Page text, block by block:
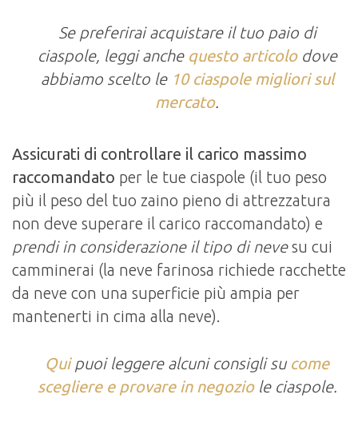
Se preferirai acquistare il tuo paio di
ciaspole, leggi anche questo articolodove
abbiamo scelto le 10 ciaspole migliori sul
mercato.
Assicurati di controllare il carico massimo
raccomandato per le tue ciaspole (il tuo peso
più il peso del tuo zaino pieno di attrezzatura
non deve superare il carico raccomandato) e
prendi in considerazione il tipo di nevesu cui
camminerai (la neve farinosa richiede racchette
da neve con una superficie più ampia per
mantenerti in cima alla neve).
Quipuoi leggere alcuni consigli su come
scegliere e provare in negoziole ciaspole.